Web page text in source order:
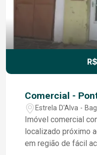
Comercial -
Estrela D'Alva -
Imóvel comercial
localizado próximo
em região de fácil